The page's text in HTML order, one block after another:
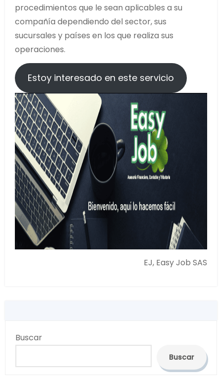
procedimientos que le sean aplicables a su
compañía dependiendo del sector, sus
sucursales y países en los que realiza sus
operaciones.
Estoy interesado en este servicio
EJ, Easy Job SAS
Buscar
Buscar